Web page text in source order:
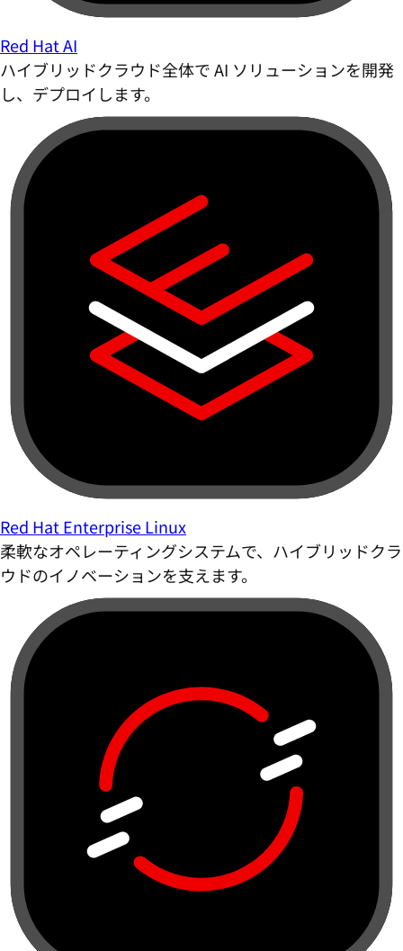
Red Hat AI
ハイブリッドクラウド全体で AI ソリューションを開発
し、デプロイします。
Red Hat Enterprise Linux
柔軟なオペレーティングシステムで、ハイブリッドクラ
ウドのイノベーションを支えます。